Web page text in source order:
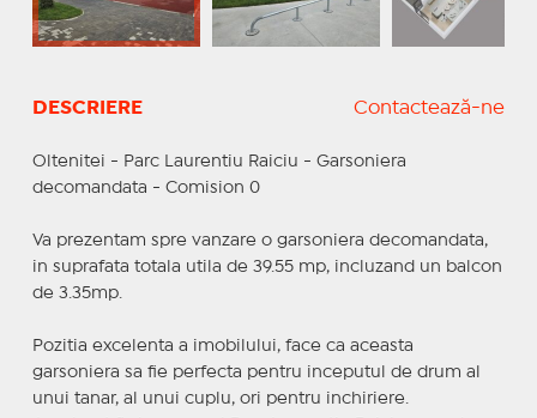
DESCRIERE Contactează-ne
Oltenitei - Parc Laurentiu Raiciu - Garsoniera
decomandata - Comision 0
Va prezentam spre vanzare o garsoniera decomandata,
in suprafata totala utila de 39.55 mp, incluzand un balcon
de 3.35mp.
Pozitia excelenta a imobilului, face ca aceasta
garsoniera sa fie perfecta pentru inceputul de drum al
unui tanar, al unui cuplu, ori pentru inchiriere.